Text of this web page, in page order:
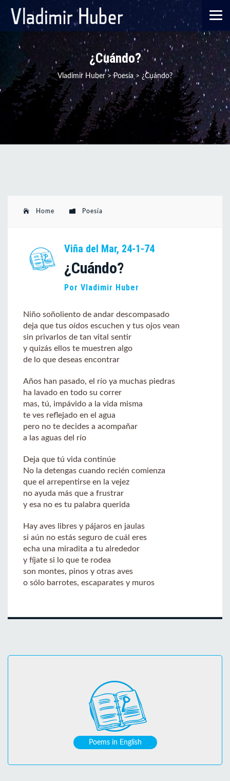
¿Cuándo?
Vladimir Huber >Poesía > ¿Cuándo?
Home Poesía
Viña del Mar, 24-1-74
¿Cuándo?
Por Vladimir Huber
Niño soñoliento de andar descompasado
deja que tus oídos escuchen y tus ojos vean
sin privarlos de tan vital sentir
y quizás ellos te muestren algo
de lo que deseas encontrar
Años han pasado, el río ya muchas piedras
ha lavado en todo su correr
mas, tú, impávido a la vida misma
te ves reflejado en el agua
pero no te decides a acompañar
a las aguas del río
Deja que tú vida continúe
No la detengas cuando recién comienza
que el arrepentirse en la vejez
no ayuda más que a frustrar
y esa no es tu palabra querida
Hay aves libres y pájaros en jaulas
si aún no estás seguro de cuál eres
echa una miradita a tu alrededor
y fíjate si lo que te rodea
son montes, pinos y otras aves
o sólo barrotes, escaparates y muros
Poems in English